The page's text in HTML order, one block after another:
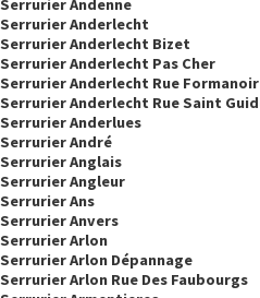
Serrurier Andenne
Serrurier Anderlecht
Serrurier Anderlecht Bizet
Serrurier Anderlecht Pas Cher
Serrurier Anderlecht Rue Formanoir
Serrurier Anderlecht Rue Saint
Serrurier Anderlues
Serrurier André
Serrurier Anglais
Serrurier Angleur
Serrurier Ans
Serrurier Anvers
Serrurier Arlon
Serrurier Arlon Dépannage
Serrurier Arlon Rue Des Faubourgs